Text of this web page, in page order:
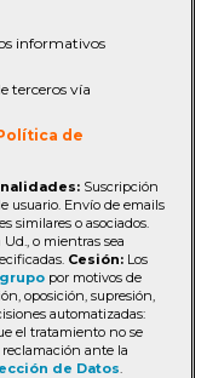
informativos
terceros vía
de
Suscripción
usuario. Envío de emails
similares o asociados.
o mientras sea
Cesión: Los
por motivos de
oposición, supresión,
automatizadas:
el tratamiento no se
ante la
de Datos